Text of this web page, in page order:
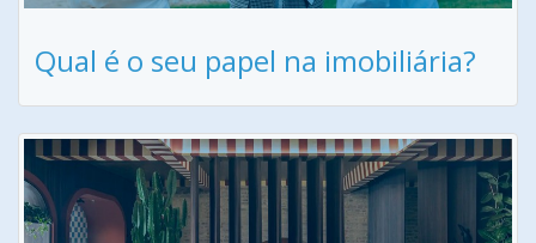
Qual é o seu papel na imobiliária?